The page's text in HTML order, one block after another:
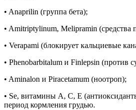
• Anaprilin (группа бета);
• Amitriptylinum, Melipramin (средства
• Verapami (блокирует кальциевые
• Phenobarbitalum и Finlepsin (против
• Aminalon и Piracetamum (ноотроп);
• Se, витамины А, С, Е
период кормления грудью.